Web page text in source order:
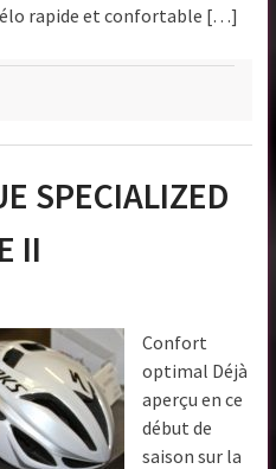
rapide et confortable […]
SPECIALIZED
II
Confort
optimal Déjà
aperçu en ce
début de
saison sur la